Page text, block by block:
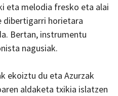
eta melodia fresko eta alai
dibertigarri horietara
Bertan, instrumentu
nagusiak.
ekoiztu du eta Azurzak
aldaketa txikia islatzen